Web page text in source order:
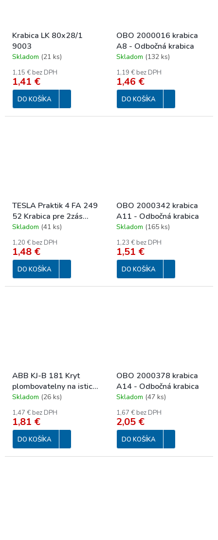
Krabica LK 80x28/1
9003
Skladom (21 ks)
1,15 € bez DPH
1,41 €
DO KOŠÍKA
OBO 2000016 krabica
A8 - Odbočná krabica
Skladom (132 ks)
1,19 € bez DPH
1,46 €
DO KOŠÍKA
TESLA Praktik 4 FA 249
52 Krabica pre 2zás
biela
Skladom (41 ks)
1,20 € bez DPH
1,48 €
DO KOŠÍKA
OBO 2000342 krabica
A11 - Odbočná krabica
Skladom (165 ks)
1,23 € bez DPH
1,51 €
DO KOŠÍKA
ABB KJ-B 181 Kryt
plombovatelny na istic
1modul.s DIN
Skladom (26 ks)
1,47 € bez DPH
1,81 €
DO KOŠÍKA
OBO 2000378 krabica
A14 - Odbočná krabica
Skladom (47 ks)
1,67 € bez DPH
2,05 €
DO KOŠÍKA